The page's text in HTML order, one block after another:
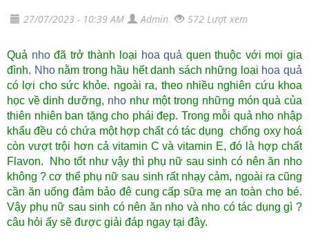
27/07/2023 - 10:39 AM Admin 572 Lượt xem
Quả nhođã trở thành loại hoa quả quen thuộc với mọi gia
đình. Nhonằm trong hầu hết danh sách những loại hoa quả
có lợi cho sức khỏe. ngoài ra, theo nhiều nghiên cứu khoa
học về dinh dưỡng, nhonhư một trong những món quà của
thiên nhiên ban tặng cho phái đẹp. Trong mỗi quả nho nhập
khẩu đều có chứa một hợp chất có tác dụng chống oxy hoá
còn vượt trội hơn cả vitamin C và vitamin E, đó là hợp chất
Flavon. Nho tốt như vậy thì phụ nữ sau sinh có nên ăn nho
không ? cơ thể phụ nữ sau sinh rất nhạy cảm, ngoài ra cũng
cần ăn uống đảm bảo đê cung cấp sữa mẹ an toàn cho bé.
Vậy phụ nữ sau sinh có nên ăn nho và nho có tác dụng gì ?
câu hỏi ấy sẽ được giải đáp ngay tại đây.